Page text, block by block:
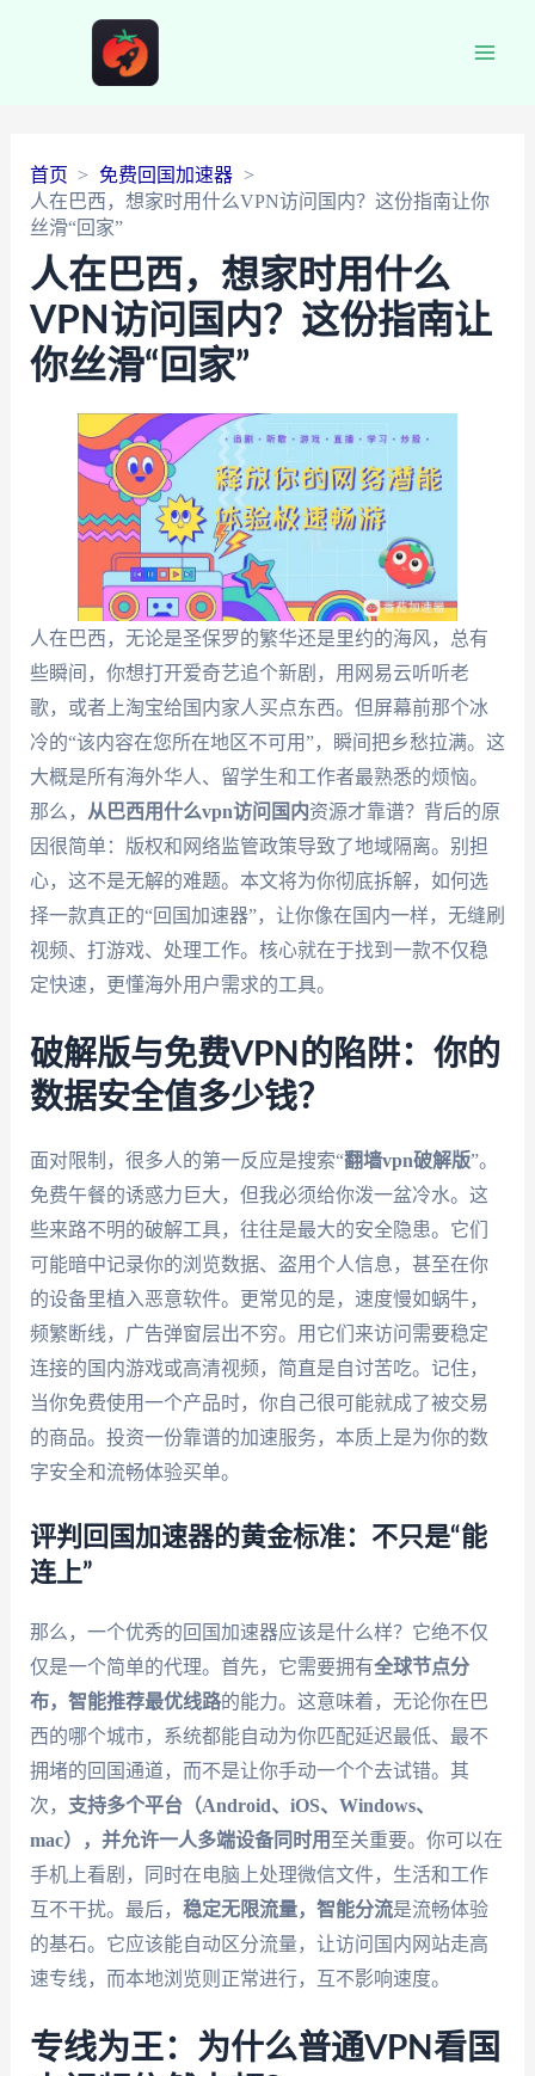
首页
免费回国加速器
人在巴西，想家时用什么VPN访问国内？这份指南让你
丝滑“回家”
人在巴西，想家时用什么
VPN访问国内？这份指南让
你丝滑“回家”
人在巴西，无论是圣保罗的繁华还是里约的海风，总有
些瞬间，你想打开爱奇艺追个新剧，用网易云听听老
歌，或者上淘宝给国内家人买点东西。但屏幕前那个冰
冷的“该内容在您所在地区不可用”，瞬间把乡愁拉满。这
大概是所有海外华人、留学生和工作者最熟悉的烦恼。
那么， 从巴西用什么vpn访问国内资源才靠谱？背后的原
因很简单：版权和网络监管政策导致了地域隔离。别担
心，这不是无解的难题。本文将为你彻底拆解，如何选
择一款真正的“回国加速器”，让你像在国内一样，无缝刷
视频、打游戏、处理工作。核心就在于找到一款不仅稳
定快速，更懂海外用户需求的工具。
破解版与免费VPN的陷阱：你的
数据安全值多少钱？
面对限制，很多人的第一反应是搜索“翻墙vpn破解版”。
免费午餐的诱惑力巨大，但我必须给你泼一盆冷水。这
些来路不明的破解工具，往往是最大的安全隐患。它们
可能暗中记录你的浏览数据、盗用个人信息，甚至在你
的设备里植入恶意软件。更常见的是，速度慢如蜗牛，
频繁断线，广告弹窗层出不穷。用它们来访问需要稳定
连接的国内游戏或高清视频，简直是自讨苦吃。记住，
当你免费使用一个产品时，你自己很可能就成了被交易
的商品。投资一份靠谱的加速服务，本质上是为你的数
字安全和流畅体验买单。
评判回国加速器的黄金标准：不只是“能
连上”
那么，一个优秀的回国加速器应该是什么样？它绝不仅
仅是一个简单的代理。首先，它需要拥有全球节点分
布，智能推荐最优线路的能力。这意味着，无论你在巴
西的哪个城市，系统都能自动为你匹配延迟最低、最不
拥堵的回国通道，而不是让你手动一个个去试错。其
次， 支持多个平台（Android、iOS、Windows、
mac），并允许一人多端设备同时用 至关重要。你可以在
手机上看剧，同时在电脑上处理微信文件，生活和工作
互不干扰。最后， 稳定无限流量，智能分流是流畅体验
的基石。它应该能自动区分流量，让访问国内网站走高
速专线，而本地浏览则正常进行，互不影响速度。
专线为王：为什么普通VPN看国